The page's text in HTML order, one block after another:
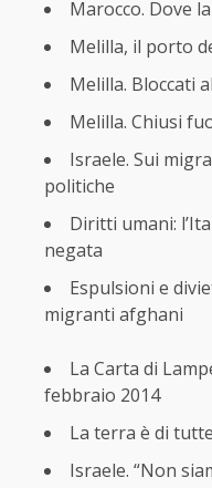
Marocco. Dove
Melilla, il porto
Melilla. Bloccati
Melilla. Chiusi
Israele. Sui
politiche
Diritti umani:
negata
Espulsioni e
migranti afghani
La Carta di
febbraio 2014
La terra è di
Israele. “Non